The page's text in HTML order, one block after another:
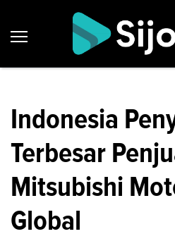
Indonesia
Terbesar
Mitsubishi
Global